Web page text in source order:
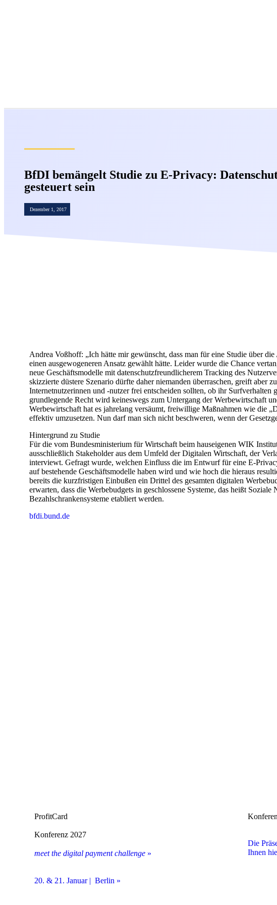
BfDI bemängelt Studie zu E-Privacy:
gesteuert sein
Dezember 1, 2017
Andrea Voßhoff: „Ich hätte mir gewünscht, dass man für eine Studie über
einen ausgewogeneren Ansatz gewählt hätte. Leider wurde die Chance
neue Geschäftsmodelle mit datenschutzfreundlicherem Tracking des
skizzierte düstere Szenario dürfte daher niemanden überraschen, greift aber
Internetnutzerinnen und -nutzer frei entscheiden sollten, ob ihr Surfverhalten
grundlegende Recht wird keineswegs zum Untergang der Werbewirtschaft
Werbewirtschaft hat es jahrelang versäumt, freiwillige Maßnahmen wie die
effektiv umzusetzen. Nun darf man sich nicht beschweren, wenn der
Hintergrund zu Studie
Für die vom Bundesministerium für Wirtschaft beim hauseigenen WIK
ausschließlich Stakeholder aus dem Umfeld der Digitalen Wirtschaft, der
interviewt. Gefragt wurde, welchen Einfluss die im Entwurf für eine E-
auf bestehende Geschäftsmodelle haben wird und wie hoch die hieraus
bereits die kurzfristigen Einbußen ein Drittel des gesamten digitalen
erwarten, dass die Werbebudgets in geschlossene Systeme, das heißt
Bezahlschrankensysteme etabliert werden.
bfdi.bund.de
ProfitCard
Konferenz 2027
meet the digital payment challenge »
20. & 21. Januar | Berlin »
Die
Ihnen